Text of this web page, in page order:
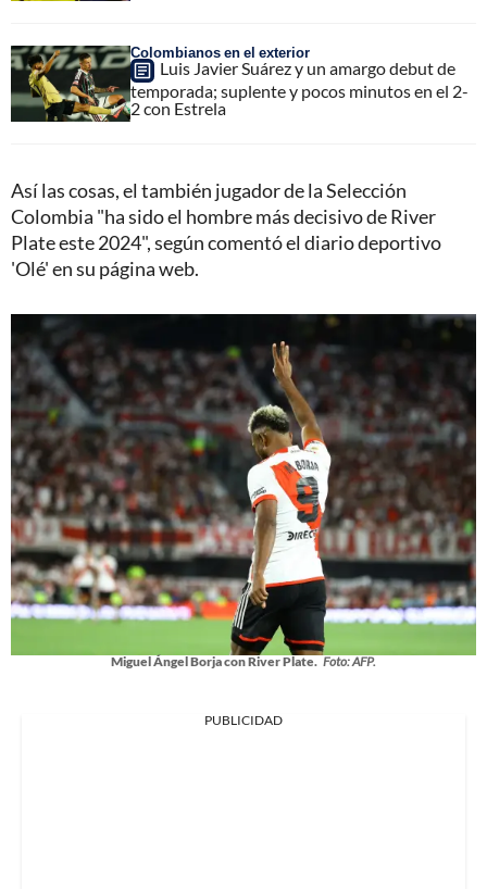
Colombianos en el exterior
Luis Javier Suárez y un amargo debut de
temporada; suplente y pocos minutos en el 2-
2 con Estrela
Así las cosas, el también jugador de la Selección
Colombia "ha sido el hombre más decisivo de River
Plate este 2024", según comentó el diario deportivo
'Olé' en su página web.
Miguel Ángel Borja con River Plate. Foto: AFP.
PUBLICIDAD